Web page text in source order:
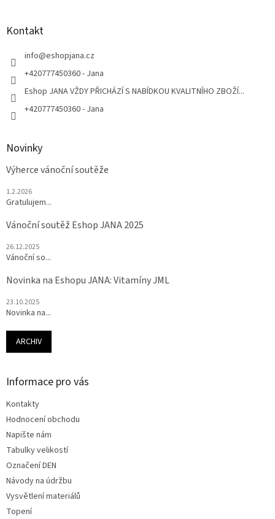
Kontakt
info@eshopjana.cz
+420777450360 - Jana
Eshop JANA VŽDY PŘICHÁZÍ S NABÍDKOU KVALITNÍHO ZBOŽÍ...
+420777450360 - Jana
Novinky
Výherce vánoční soutěže
1.2.2026
Gratulujem...
Vánoční soutěž Eshop JANA 2025
26.12.2025
Vánoční so...
Novinka na Eshopu JANA: Vitamíny JML
23.10.2025
Novinka na...
ARCHIV
Informace pro vás
Kontakty
Hodnocení obchodu
Napište nám
Tabulky velikostí
Označení DEN
Návody na údržbu
Vysvětlení materiálů
Topení